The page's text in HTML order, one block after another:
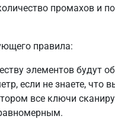
промахов и
правила:
элементов будут
если не знаете, что
все ключи